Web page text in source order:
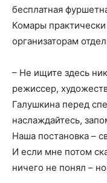
бесплатная
Комары
организаторам
– Не ищите здесь
режиссер,
Галушкина перед
наслаждайтесь,
Наша постановка –
И если мне потом
ничего не понял –